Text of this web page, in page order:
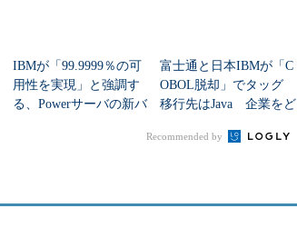
IBMが「99.9999％の可
用性を実現」と強調す
る、Powerサーバの新バ
富士通と日本IBMが「C
OBOL脱却」でタッグ
移行先はJava 企業をど
Recommended by